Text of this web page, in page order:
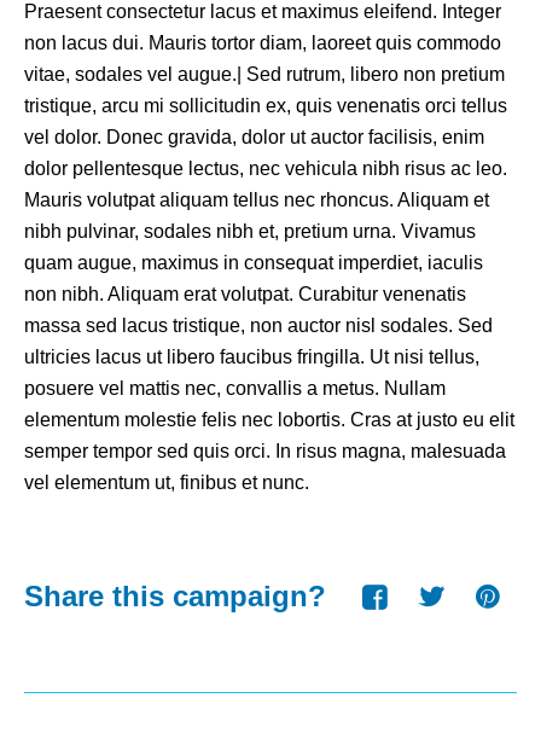
Praesent consectetur lacus et maximus eleifend. Integer
non lacus dui. Mauris tortor diam, laoreet quis commodo
vitae, sodales vel augue.| Sed rutrum, libero non pretium
tristique, arcu mi sollicitudin ex, quis venenatis orci tellus
vel dolor. Donec gravida, dolor ut auctor facilisis, enim
dolor pellentesque lectus, nec vehicula nibh risus ac leo.
Mauris volutpat aliquam tellus nec rhoncus. Aliquam et
nibh pulvinar, sodales nibh et, pretium urna. Vivamus
quam augue, maximus in consequat imperdiet, iaculis
non nibh. Aliquam erat volutpat. Curabitur venenatis
massa sed lacus tristique, non auctor nisl sodales. Sed
ultricies lacus ut libero faucibus fringilla. Ut nisi tellus,
posuere vel mattis nec, convallis a metus. Nullam
elementum molestie felis nec lobortis. Cras at justo eu elit
semper tempor sed quis orci. In risus magna, malesuada
vel elementum ut, finibus et nunc.
Share this campaign?